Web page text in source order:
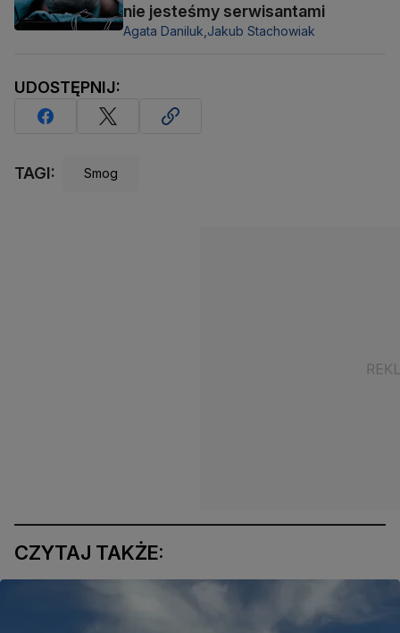
nie jesteśmy serwisantami
Agata Daniluk, Jakub Stachowiak
UDOSTĘPNIJ:
TAGI: Smog
CZYTAJ TAKŻE: